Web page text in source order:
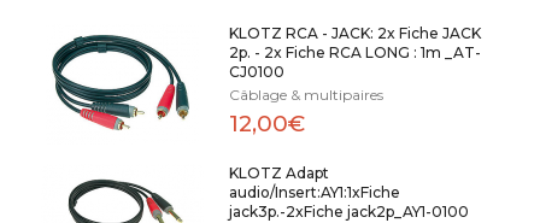
KLOTZ RCA - JACK: 2x Fiche JACK
2p. - 2x Fiche RCA LONG : 1m _AT-
CJ0100
Câblage & multipaires
12,00€
KLOTZ Adapt
audio/Insert:AY1:1xFiche
jack3p.-2xFiche jack2p_AY1-0100